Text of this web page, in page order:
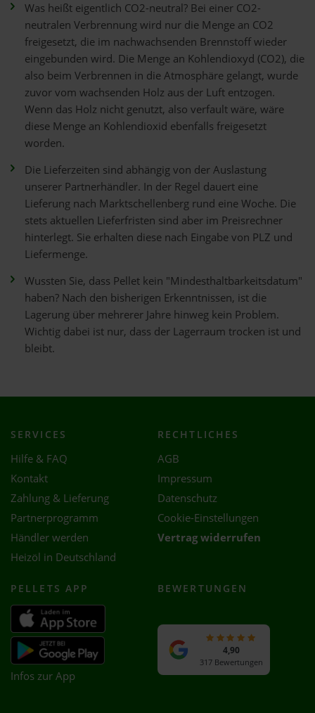
Was heißt eigentlich CO2-neutral? Bei einer CO2-
neutralen Verbrennung wird nur die Menge an CO2
freigesetzt, die im nachwachsenden Brennstoff wieder
eingebunden wird. Die Menge an Kohlendioxyd (CO2), die
also beim Verbrennen in die Atmosphäre gelangt, wurde
zuvor vom wachsenden Holz aus der Luft entzogen.
Wenn das Holz nicht genutzt, also verfault wäre, wäre
diese Menge an Kohlendioxid ebenfalls freigesetzt
worden.
Die Lieferzeiten sind abhängig von der Auslastung
unserer Partnerhändler. In der Regel dauert eine
Lieferung nach Marktschellenberg rund eine Woche. Die
stets aktuellen Lieferfristen sind aber im Preisrechner
hinterlegt. Sie erhalten diese nach Eingabe von PLZ und
Liefermenge.
Wussten Sie, dass Pellet kein "Mindesthaltbarkeitsdatum"
haben? Nach den bisherigen Erkenntnissen, ist die
Lagerung über mehrerer Jahre hinweg kein Problem.
Wichtig dabei ist nur, dass der Lagerraum trocken ist und
bleibt.
SERVICES
Hilfe & FAQ
Kontakt
Zahlung & Lieferung
Partnerprogramm
Händler werden
Heizöl in Deutschland
RECHTLICHES
AGB
Impressum
Datenschutz
Cookie-Einstellungen
Vertrag widerrufen
PELLETS APP
Infos zur App
BEWERTUNGEN
4,90
317 Bewertungen